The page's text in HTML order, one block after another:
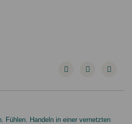
Fühlen. Handeln in einer vernetzten